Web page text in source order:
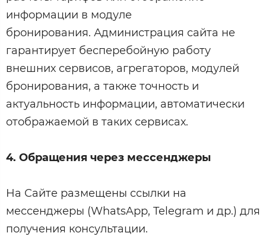
информации в модуле
бронирования. Администрация сайта не
гарантирует бесперебойную работу
внешних сервисов, агрегаторов, модулей
бронирования, а также точность и
актуальность информации, автоматически
отображаемой в таких сервисах.
4. Обращения через мессенджеры
На Сайте размещены ссылки на
мессенджеры (WhatsApp, Telegram и др.) для
получения консультации.